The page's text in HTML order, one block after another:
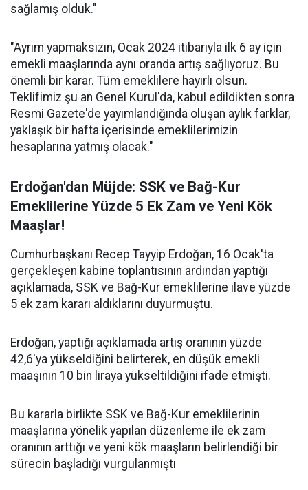
sağlamış olduk."
"Ayrım yapmaksızın, Ocak 2024 itibarıyla ilk 6 ay için
emekli maaşlarında aynı oranda artış sağlıyoruz. Bu
önemli bir karar. Tüm emeklilere hayırlı olsun.
Teklifimiz şu an Genel Kurul'da, kabul edildikten sonra
Resmi Gazete'de yayımlandığında oluşan aylık farklar,
yaklaşık bir hafta içerisinde emeklilerimizin
hesaplarına yatmış olacak."
Erdoğan'dan Müjde: SSK ve Bağ-Kur
Emeklilerine Yüzde 5 Ek Zam ve Yeni Kök
Maaşlar!
Cumhurbaşkanı Recep Tayyip Erdoğan, 16 Ocak'ta
gerçekleşen kabine toplantısının ardından yaptığı
açıklamada, SSK ve Bağ-Kur emeklilerine ilave yüzde
5 ek zam kararı aldıklarını duyurmuştu.
Erdoğan, yaptığı açıklamada artış oranının yüzde
42,6'ya yükseldiğini belirterek, en düşük emekli
maaşının 10 bin liraya yükseltildiğini ifade etmişti.
Bu kararla birlikte SSK ve Bağ-Kur emeklilerinin
maaşlarına yönelik yapılan düzenleme ile ek zam
oranının arttığı ve yeni kök maaşların belirlendiği bir
sürecin başladığı vurgulanmıştı